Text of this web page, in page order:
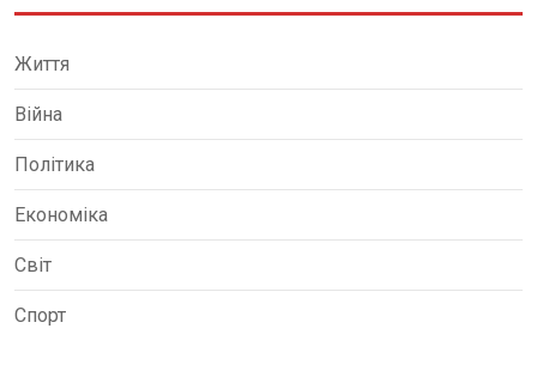
Життя
Війна
Політика
Економіка
Світ
Спорт